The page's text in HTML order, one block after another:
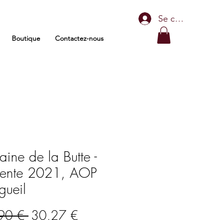
Boutique Contactez-nous
Se connecter
de la Butte -
2021, AOP
€ Prix
30,27 €